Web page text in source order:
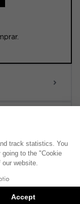
ha realizado
Si tu
fi específica,